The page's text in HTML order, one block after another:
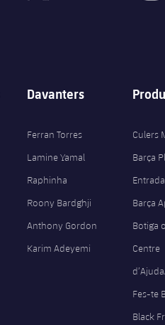
Davanters
Ferran Torres
Lamine Yamal
Raphinha
Roony Bardghji
Anthony Gordon
Karim Adeyemi
Culers
Barça
Barça
Botiga
Centre
Fes-te
Black